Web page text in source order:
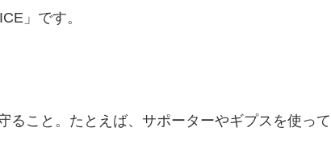
」です。
ること。たとえば、サポーターやギプスを使って